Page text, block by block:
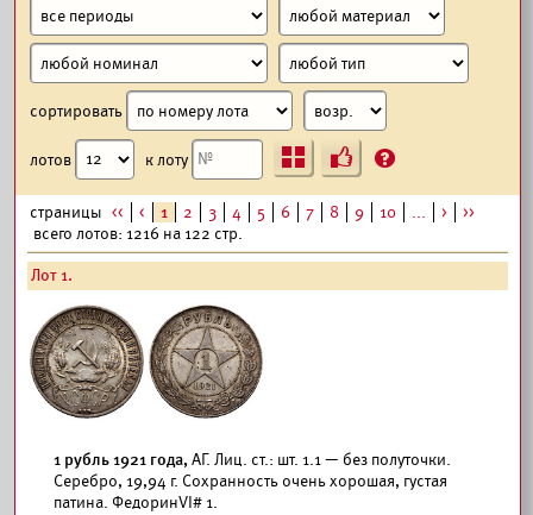
сортировать
лотов к лоту Ъ ?
страницы << < 1 2 3 4 5 6 7 8 9 10 ... >
>>
всего лотов: 1216 на 122 стр.
Лот 1.
1 рубль 1921 года,АГ. Лиц. ст.: шт. 1.1 — без полуточки.
Серебро, 19,94 г. Сохранность очень хорошая, густая
патина. ФедоринVI# 1.